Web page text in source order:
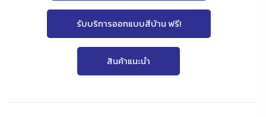
รับบริการออกแบบสีบ้าน ฟรี!
สินค้าแนะนำ